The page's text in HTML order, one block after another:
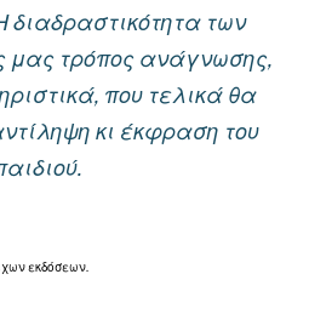
διαδραστικότητα των
μας τρόπος ανάγνωσης,
που τελικά θα
κι έκφραση του
εκδόσεων.